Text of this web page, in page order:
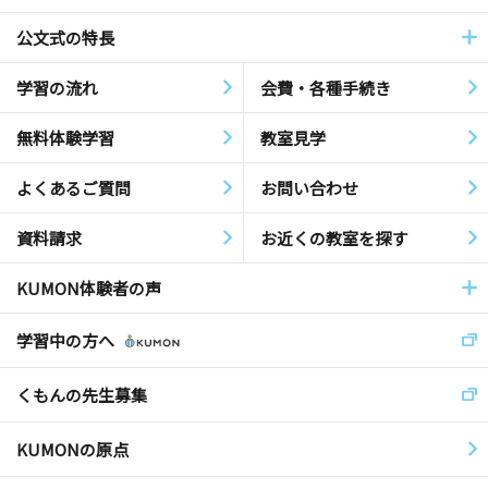
公文式の特長
学習の流れ 会費・各種手続き
無料体験学習 教室見学
よくあるご質問 お問い合わせ
資料請求 お近くの教室を探す
KUMON体験者の声
学習中の方へ
くもんの先生募集
KUMONの原点